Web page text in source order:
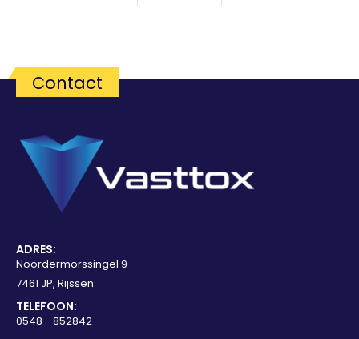
Contact
ADRES:
Noordermorssingel 9
7461 JP, Rijssen
TELEFOON:
0548 - 852842